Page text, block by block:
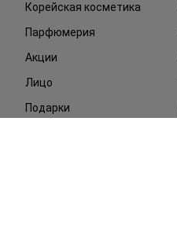
Корейская косметика
Парфюмерия
Акции
Лицо
Подарки